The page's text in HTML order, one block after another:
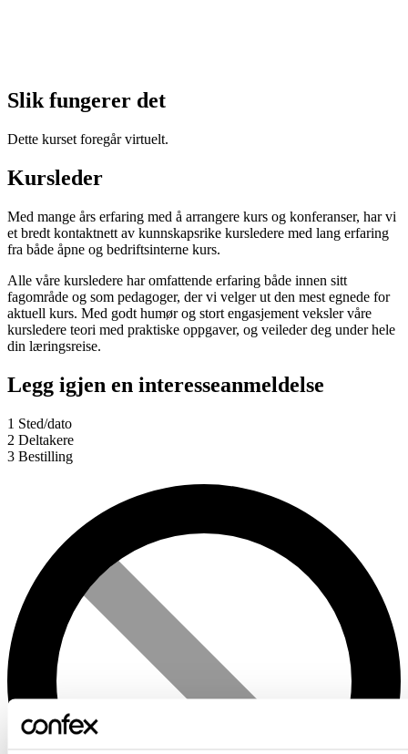
Slik fungerer det
Dette kurset foregår virtuelt.
Kursleder
Med mange års erfaring med å arrangere kurs og konferanser, har vi
et bredt kontaktnett av kunnskapsrike kursledere med lang erfaring
fra både åpne og bedriftsinterne kurs.
Alle våre kursledere har omfattende erfaring både innen sitt
fagområde og som pedagoger, der vi velger ut den mest egnede for
aktuell kurs. Med godt humør og stort engasjement veksler våre
kursledere teori med praktiske oppgaver, og veileder deg under hele
din læringsreise.
Legg igjen en interesseanmeldelse
1 Sted/dato
2 Deltakere
3 Bestilling